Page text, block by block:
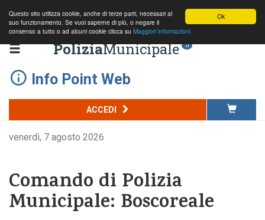
Ok
Questo sito utilizza cookie, anche di terze parti, necessari al
suo funzionamento. Se vuoi saperne di più, o negare il
consenso a tutto o ad alcuni cookie clicca su Maggiori informazioni
PoliziaMunicipale .it
Info Point Web
ACCEDI
venerdì, 7 agosto 2026
Comando di Polizia
Municipale: Boscoreale